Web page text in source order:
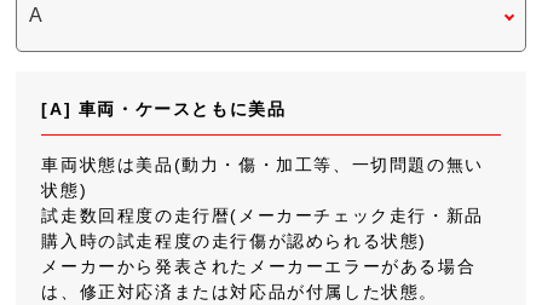
[A] 車両・ケースともに美品
車両状態は美品(動力・傷・加工等、一切問題の無い
状態)
試走数回程度の走行暦(メーカーチェック走行・新品
購入時の試走程度の走行傷が認められる状態)
メーカーから発表されたメーカーエラーがある場合
は、修正対応済または対応品が付属した状態。